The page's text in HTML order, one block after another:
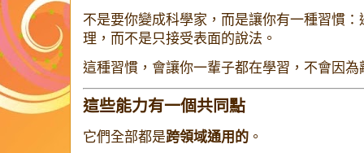
不是要你變成科學家，而是讓你有一種習慣
理，而不是只接受表面的說法。
這種習慣，會讓你一輩子都在學習，不會因
這些能力有一個共同點
它們全部都是跨領域通用的 。